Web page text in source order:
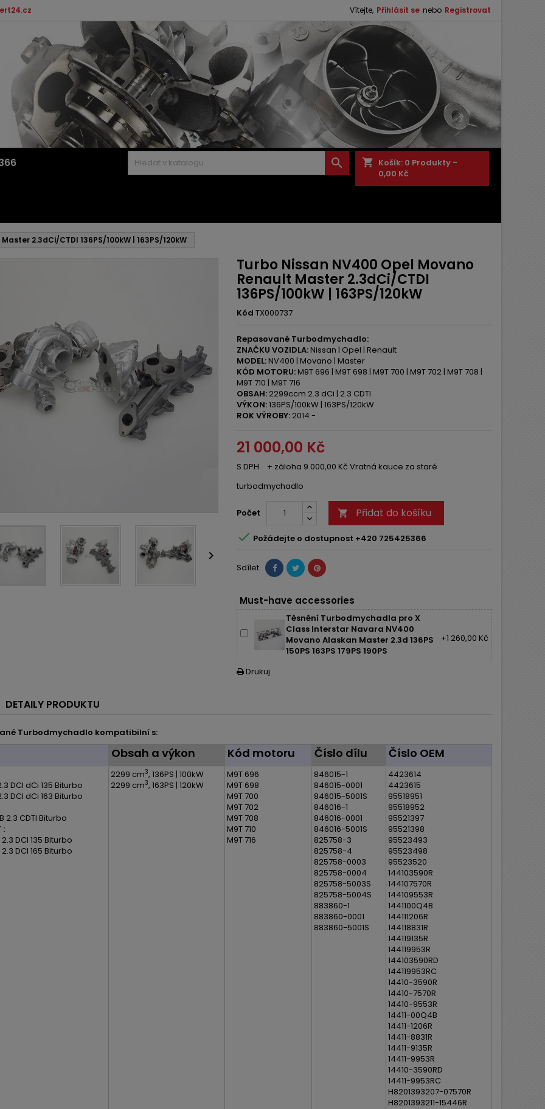
Vítejte, Přihlásit se nebo Registrovat
shopping_cart Košík: 0 Produkty -
0,00 Kč

2.3dCi/CTDI 136PS/100kW | 163PS/120kW

Turbo Nissan NV400 Opel Movano
Renault Master 2.3dCi/CTDI
136PS/100kW | 163PS/120kW
Kód TX000737
Repasované Turbodmychadlo:
ZNAČKU VOZIDLA:Nissan | Opel | Renault
MODEL:NV400 | Movano | Master
KÓD MOTORU:M9T 696 | M9T 698 | M9T 700 | M9T 702 | M9T 708 |
M9T 710 | M9T 716
OBSAH: 2299ccm 2.3 dCi | 2.3 CDTI
VÝKON:136PS/100kW | 163PS/120kW
ROK VÝROBY: 2014 -
21 000,00 Kč
S DPH
+ záloha 9 000,00 Kč Vratná kauce za staré
turbodmychadlo
Počet  Přidat do košíku
 Požádejte o dostupnost +420 725425366
Sdílet
Must-have accessories
Těsnění Turbodmychadla pro X
Class Interstar Navara NV400
Movano Alaskan Master 2.3d 136PS
150PS 163PS 179PS 190PS
+1 260,00 Kč
 Drukuj
DETAILY PRODUKTU
Turbodmychadlo kompatibilní s:
Obsah a výkon Kód motoru Číslo dílu Číslo OEM
DCI dCi 135 Biturbo
DCI dCi 163 Biturbo
2.3 CDTI Biturbo
:
DCI 135 Biturbo
DCI 165 Biturbo
2299 cm3, 136PS | 100kW
2299 cm3, 163PS | 120kW
M9T 696
M9T 698
M9T 700
M9T 702
M9T 708
M9T 710
M9T 716
846015-1
846015-0001
846015-5001S
846016-1
846016-0001
846016-5001S
825758-3
825758-4
825758-0003
825758-0004
825758-5003S
825758-5004S
883860-1
883860-0001
883860-5001S
4423614
4423615
95518951
95518952
95521397
95521398
95523493
95523498
95523520
144103590R
144107570R
144109553R
1441100Q4B
144111206R
144118831R
144119135R
144119953R
144103590RD
144119953RC
14410-3590R
14410-7570R
14410-9553R
14411-00Q4B
14411-1206R
14411-8831R
14411-9135R
14411-9953R
14410-3590RD
14411-9953RC
H8201393207-07570R
H8201393211-15446R